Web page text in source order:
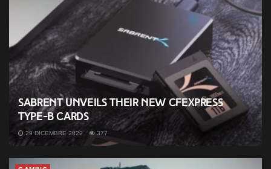
Sabrent unveils their new CFExpress
Type-B cards
29 DICEMBRE 2022 377